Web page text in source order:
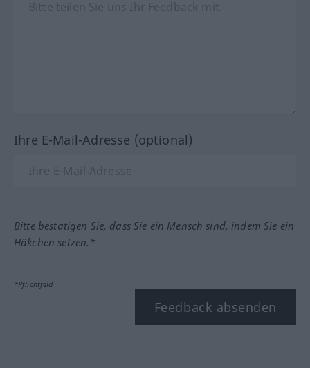
Ihre E-Mail-Adresse (optional)
Bitte bestätigen Sie, dass Sie ein Mensch sind, indem Sie ein
Häkchen setzen.*
*Pflichtfeld
Feedback absenden